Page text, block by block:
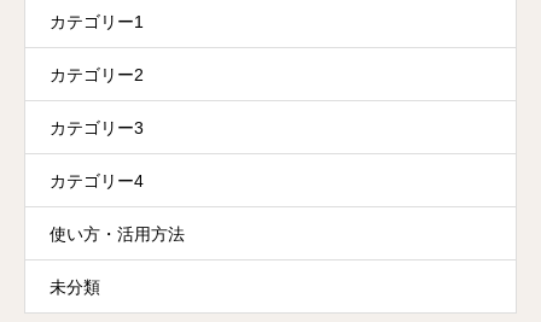
カテゴリー1
カテゴリー2
カテゴリー3
カテゴリー4
使い方・活用方法
未分類